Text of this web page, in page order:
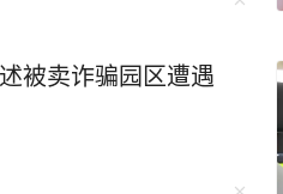
被卖诈骗园区遭遇